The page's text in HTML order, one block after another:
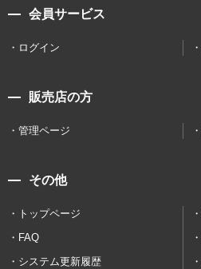
会員サービス
ログイン
販売店の方
管理ページ
その他
トップページ
FAQ
システム更新履歴